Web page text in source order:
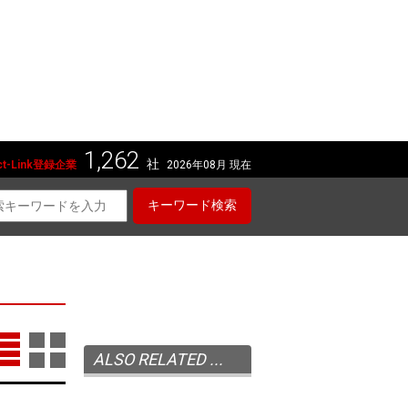
Link登録企業 1,262 社 2026年08月 現在
キーワード検索
ALSO RELATED ...